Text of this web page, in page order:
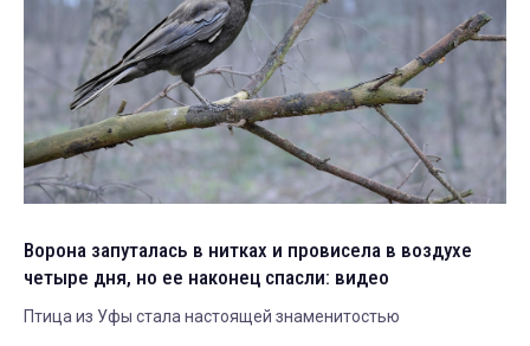
Ворона запуталась в нитках и провисела в воздухе
четыре дня, но ее наконец спасли: видео
Птица из Уфы стала настоящей знаменитостью